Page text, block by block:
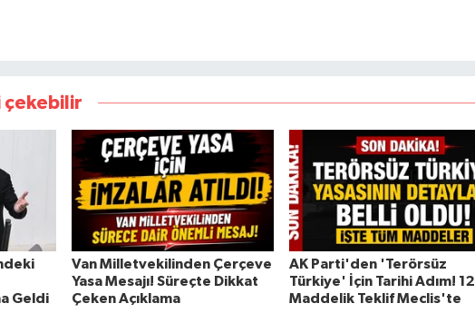
çekebilir
Geldi
Van Milletvekilinden Çerçeve
Yasa Mesajı! Süreçte Dikkat
Çeken Açıklama
AK Parti'den 'Terörsüz
Türkiye' İçin Tarihi Adım! 12
Maddelik Teklif Meclis'te